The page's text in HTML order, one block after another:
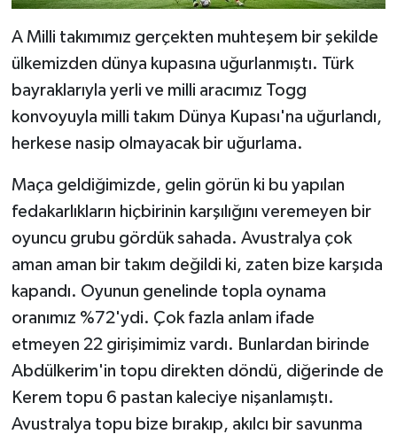
A Milli takımımız gerçekten muhteşem bir şekilde
ülkemizden dünya kupasına uğurlanmıştı. Türk
bayraklarıyla yerli ve milli aracımız Togg
konvoyuyla milli takım Dünya Kupası'na uğurlandı,
herkese nasip olmayacak bir uğurlama.
Maça geldiğimizde, gelin görün ki bu yapılan
fedakarlıkların hiçbirinin karşılığını veremeyen bir
oyuncu grubu gördük sahada. Avustralya çok
aman aman bir takım değildi ki, zaten bize karşıda
kapandı. Oyunun genelinde topla oynama
oranımız %72'ydi. Çok fazla anlam ifade
etmeyen 22 girişimimiz vardı. Bunlardan birinde
Abdülkerim'in topu direkten döndü, diğerinde de
Kerem topu 6 pastan kaleciye nişanlamıştı.
Avustralya topu bize bırakıp, akılcı bir savunma